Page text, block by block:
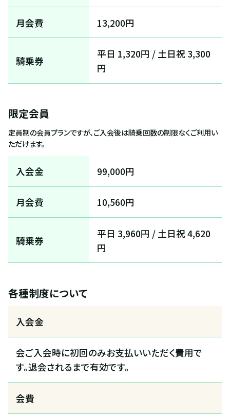
月会費 13,200円
騎乗券
平日 1,320円 / 土日祝 3,300
円
限定会員
定員制の会員プランですが、ご入会後は騎乗回数の制限なくご利用い
ただけます。
入会金 99,000円
月会費 10,560円
騎乗券
平日 3,960円 / 土日祝 4,620
円
各種制度について
入会金
会ご入会時に初回のみお支払いいただく費用で
す。退会されるまで有効です。
会費